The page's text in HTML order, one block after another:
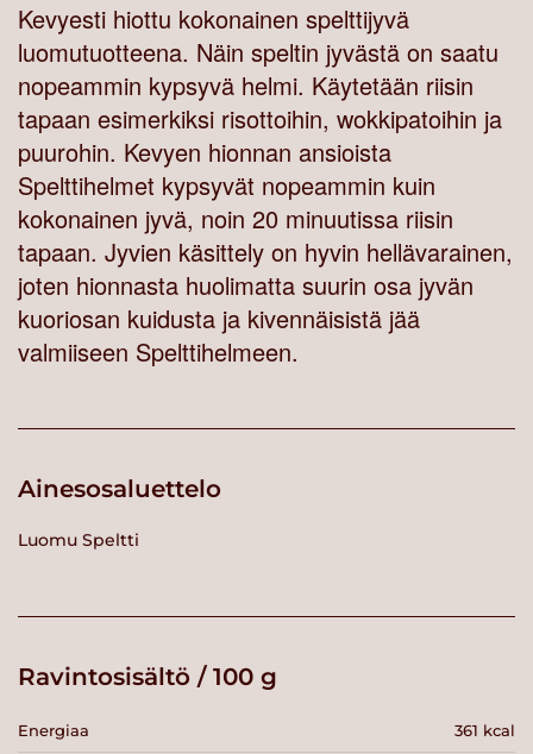
Kevyesti hiottu kokonainen spelttijyvä
luomutuotteena. Näin speltin jyvästä on saatu
nopeammin kypsyvä helmi. Käytetään riisin
tapaan esimerkiksi risottoihin, wokkipatoihin ja
puurohin. Kevyen hionnan ansioista
Spelttihelmet kypsyvät nopeammin kuin
kokonainen jyvä, noin 20 minuutissa riisin
tapaan. Jyvien käsittely on hyvin hellävarainen,
joten hionnasta huolimatta suurin osa jyvän
kuoriosan kuidusta ja kivennäisistä jää
valmiiseen Spelttihelmeen.
Ainesosaluettelo
Luomu Speltti
Ravintosisältö / 100 g
Energiaa 361 kcal